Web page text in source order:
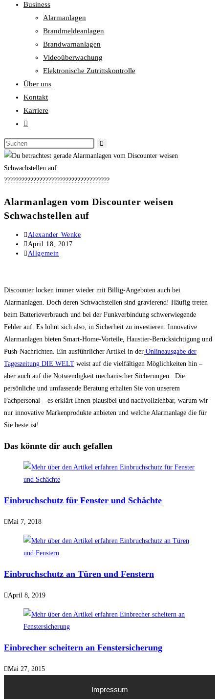
Business
Alarmanlagen
Brandmeldeanlagen
Brandwarnanlagen
Videoüberwachung
Elektronische Zutrittskontrolle
Über uns
Kontakt
Karriere
????????????????????????????????????
Alarmanlagen vom Discounter weisen
Schwachstellen auf
Alexander Wenke
April 18, 2017
Allgemein
Discounter locken immer wieder mit Billig-Angeboten auch bei
Alarmanlagen. Doch deren Schwachstellen sind gravierend! Häufig treten
beim Batterieverbrauch und bei der Funkverbindung schwerwiegende
Fehler auf. Es lohnt sich also, in Sicherheit zu investieren: Innovative
Alarmanlagen bieten Smart-Home-Vorteile, Haustier-Berücksichtigung und
Push-Nachrichten. Ein ausführlicher Artikel in der Onlineausgabe der
Tageszeitung DIE WELT weist auf die vielfältigen Möglichkeiten hin –
aber auch auf die Notwendigkeit mechanischer Sicherungen. Die
persönliche und umfassende Beratung erhalten Sie von unserem
Fachpersonal – es erklärt Ihnen plausibel und nachvollziehbar, warum wir
nur innovative Markenprodukte anbieten und welche Alarmanlage die für
Sie beste ist!
Das könnte dir auch gefallen
Einbruchschutz für Fenster und Schächte
Mai 7, 2018
Einbruchschutz an Türen und Fenstern
April 8, 2019
Einbrecher scheitern an Fenstersicherung
Mai 27, 2015
Impressum